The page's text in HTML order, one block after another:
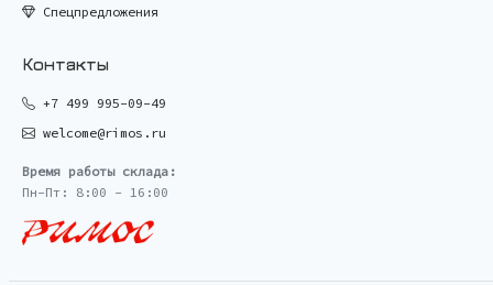
Спецпредложения
Контакты
+7 499 995-09-49
welcome@rimos.ru
Время работы склада:
Пн-Пт: 8:00 - 16:00